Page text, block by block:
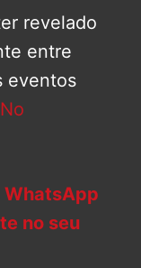
revelado
entre
eventos
WhatsApp
no seu